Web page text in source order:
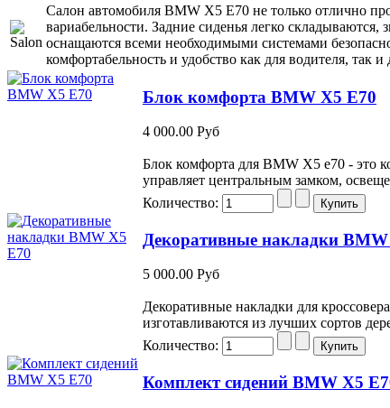
Салон автомобиля BMW X5 Е70 не только отлично
вариабельности. Задние сиденья легко
оснащаются всеми необходимыми системами
комфортабельность и удобство как для водителя,
Блок комфорта BMW X5 E70
4 000.00 Руб
Блок комфорта для BMW X5 e70 - это
управляет центральным замком,
Количество:
Декоративные накладки
5 000.00 Руб
Декоративные накладки для
изготавливаются из лучших сортов
Количество:
Комплект сидений BMW X5